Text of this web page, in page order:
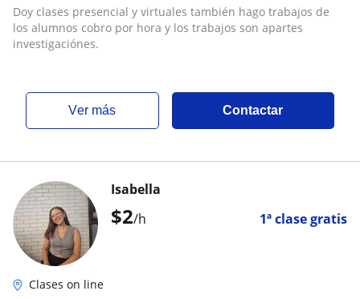
y los trabajos son apartes investigaciónes
Doy clases presencial y virtuales también hago trabajos de
los alumnos cobro por hora y los trabajos son apartes
investigaciónes.
ver más Contactar
$2/h 1ª clase gratis
Isabella
Clases on line